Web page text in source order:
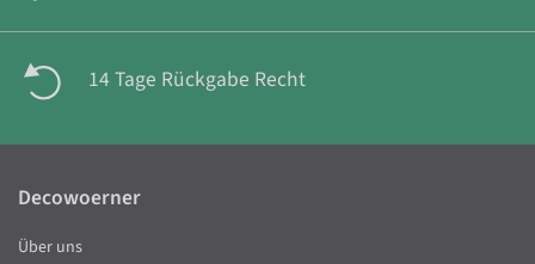
14 Tage Rückgabe Recht
Decowoerner
Über uns